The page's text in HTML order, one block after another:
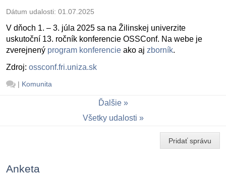
Dátum udalosti: 01.07.2025
V dňoch 1. – 3. júla 2025 sa na Žilinskej univerzite
uskutoční 13. ročník konferencie OSSConf. Na webe je
zverejnený program konferencie ako aj zborník.
Zdroj: ossconf.fri.uniza.sk
| Komunita
Ďalšie
Všetky udalosti
Pridať správu
Anketa